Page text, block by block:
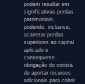
podem resultar em
significativas perdas
patrimoniais,
podendo, inclusive,
acarretar perdas
superiores ao capital
aplicado e
consequente
obrigação do cotista
de aportar recursos
adicionais para cobrir